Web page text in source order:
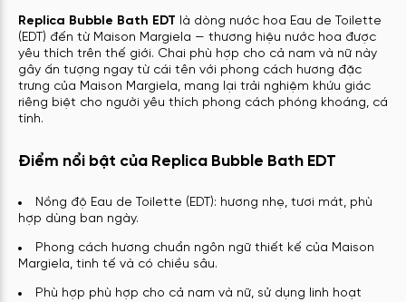
Replica Bubble Bath EDT là dòng nước hoa Eau de Toilette
(EDT) đến từ Maison Margiela — thương hiệu nước hoa được
yêu thích trên thế giới. Chai phù hợp cho cả nam và nữ này
gây ấn tượng ngay từ cái tên với phong cách hương đặc
trưng của Maison Margiela, mang lại trải nghiệm khứu giác
riêng biệt cho người yêu thích phong cách phóng khoáng, cá
tính.
Điểm nổi bật của Replica Bubble Bath EDT
Nồng độ Eau de Toilette (EDT): hương nhẹ, tươi mát, phù
hợp dùng ban ngày.
Phong cách hương chuẩn ngôn ngữ thiết kế của Maison
Margiela, tinh tế và có chiều sâu.
Phù hợp phù hợp cho cả nam và nữ, sử dụng linh hoạt